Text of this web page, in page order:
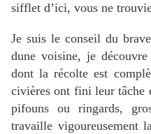
sifflet d’ici, vous ne
Je suis le conseil du
dune voisine, je
dont la récolte est
civières ont fini leur tâche
pifouns ou ringards,
travaille vigoureusement